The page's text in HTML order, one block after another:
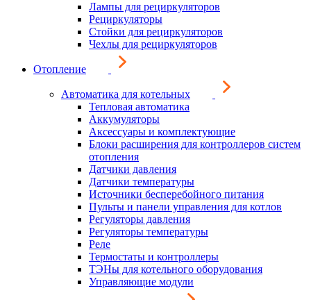
Лампы для рециркуляторов
Рециркуляторы
Стойки для рециркуляторов
Чехлы для рециркуляторов
Отопление
Автоматика для котельных
Тепловая автоматика
Аккумуляторы
Аксессуары и комплектующие
Блоки расширения для контроллеров систем
отопления
Датчики давления
Датчики температуры
Источники бесперебойного питания
Пульты и панели управления для котлов
Регуляторы давления
Регуляторы температуры
Реле
Термостаты и контроллеры
ТЭНы для котельного оборудования
Управляющие модули